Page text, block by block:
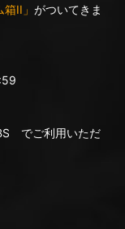
II」 がついてきま
でご利用いただ